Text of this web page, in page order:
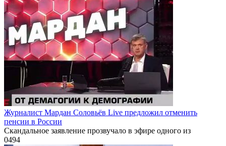
Журналист Мардан Соловьёв Live предложил отменить
пенсии в России
Скандальное заявление прозвучало в эфире одного из
0494